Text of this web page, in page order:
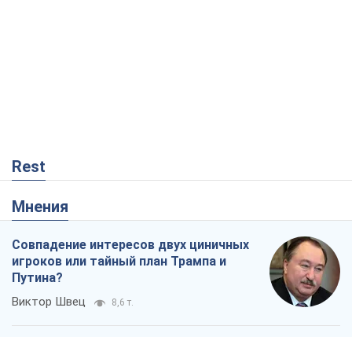
Rest
Мнения
Совпадение интересов двух циничных
игроков или тайный план Трампа и
Путина?
Виктор Швец 8,6 т.